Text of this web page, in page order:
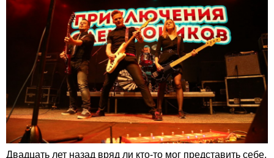
Двадцать лет назад вряд ли кто-то мог представить себе,